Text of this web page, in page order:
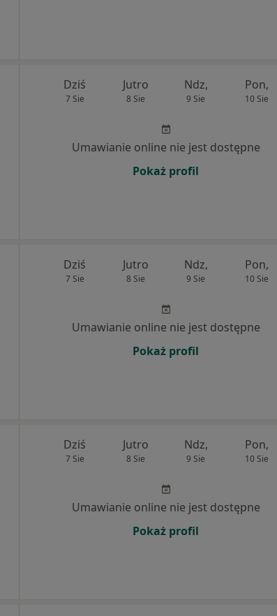
Dziś
7 Sie
Jutro
8 Sie
Ndz,
9 Sie
Pon,
10 Sie
Umawianie online nie jest dostępne
Pokaż profil
Dziś
7 Sie
Jutro
8 Sie
Ndz,
9 Sie
Pon,
10 Sie
Umawianie online nie jest dostępne
Pokaż profil
Dziś
7 Sie
Jutro
8 Sie
Ndz,
9 Sie
Pon,
10 Sie
Umawianie online nie jest dostępne
Pokaż profil